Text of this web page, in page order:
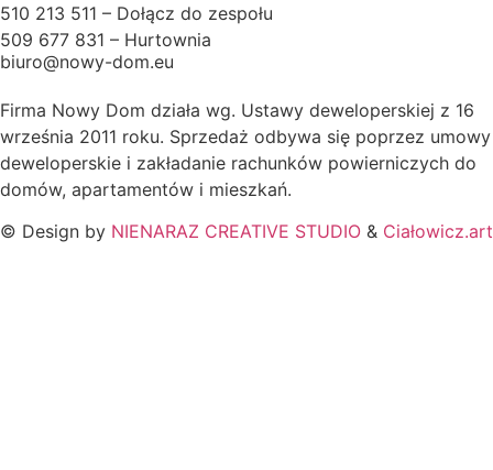
510 213 511 – Dołącz do zespołu
509 677 831 – Hurtownia
biuro@nowy-dom.eu
Firma Nowy Dom działa wg. Ustawy deweloperskiej z 16
września 2011 roku. Sprzedaż odbywa się poprzez umowy
deweloperskie i zakładanie rachunków powierniczych do
domów, apartamentów i mieszkań.
© Design by NIENARAZ CREATIVE STUDIO & Ciałowicz.art